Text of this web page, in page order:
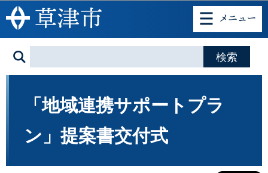
このページの本文へ移動
「地域連携サポートプラ
ン」提案書交付式